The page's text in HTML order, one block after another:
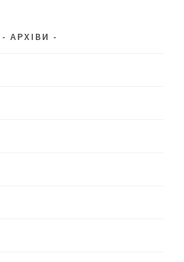
АРХІВИ